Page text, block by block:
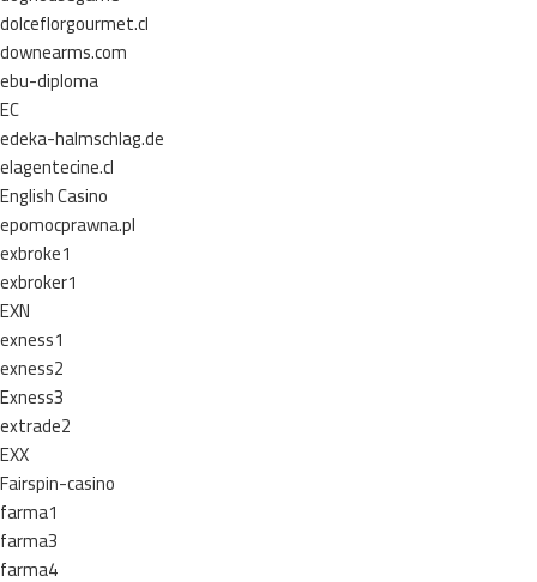
dolceflorgourmet.cl
downearms.com
ebu-diploma
EC
edeka-halmschlag.de
elagentecine.cl
English Casino
epomocprawna.pl
exbroke1
exbroker1
EXN
exness1
exness2
Exness3
extrade2
EXX
Fairspin-casino
farma1
farma3
farma4